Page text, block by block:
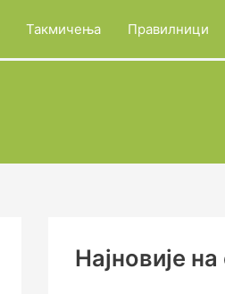
Такмичења Правилници
Најновије на